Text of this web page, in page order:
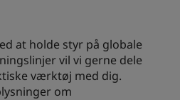
at holde styr på globale
vil vi gerne dele
værktøj med dig.
om